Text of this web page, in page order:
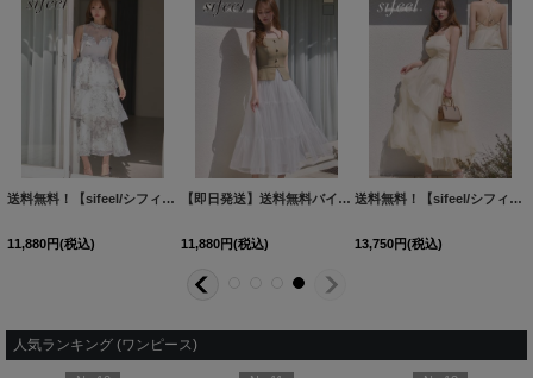
【即日発送】送料無料!【sifeel/シフィール】オフショル/ギャザー/フリル/キャミソール/シアー/フレアスカート/ミディアムドレス/キャバドレス【S-Mサイズ/2カラー】[OF01]【SB】dzmvLD
11,880円(税込)
【即日発送】送料無料!【sifeel/シフィール】アシンメトリー/オフショル/ワンショルダー/フリル/フレアスカート/ミディアムドレス/キャバドレス【S-Lサイズ/1カラー】[OF01]【SB】dzwuLD
11,880円(税込)
送料無料！【sifeel/シフィール】ホルターネック/花柄/レース/谷間見せ/シアー/フレアスカート/ワンピースドレス/キャバドレス【S-Mサイズ/2カラー】[OF03]【YN】dzwv
11,880円(税込)
人気ランキング (ワンピース)